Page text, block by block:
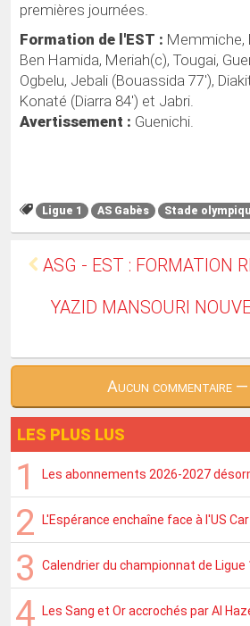
premières journées.
Formation de l'EST : Memmiche,
Ben Hamida, Meriah(c), Tougai,
Ogbelu, Jebali (Bouassida 77'),
Konaté (Diarra 84') et Jabri.
Avertissement : Guenichi.
Ligue 1 AS Gabès Stade
ASG - EST : FORMATION
YAZID MANSOURI
Aucun commentaire
LES PLUS LUS
Les abonnements 2026-2027
L'Espérance enchaîne face à l'US
Calendrier du championnat de Ligue
Les Sang et Or accrochés par Al